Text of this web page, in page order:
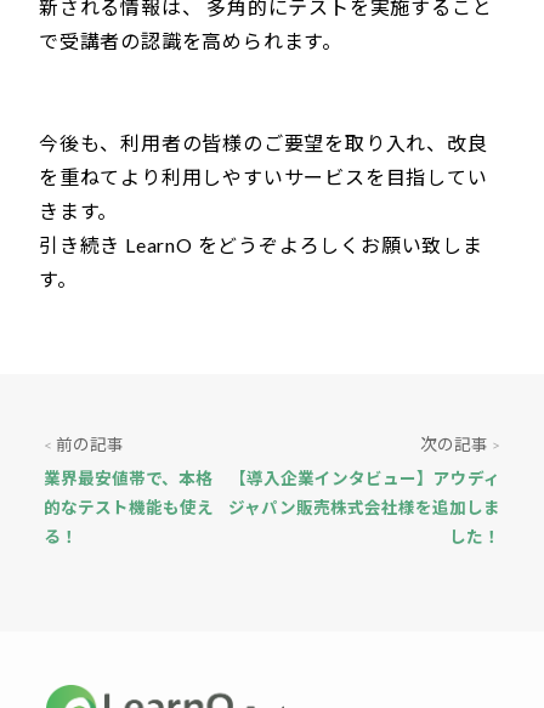
新される情報は、 多角的にテストを実施すること
で受講者の認識を高められます。
今後も、利用者の皆様のご要望を取り入れ、改良
を重ねてより利用しやすいサービスを目指してい
きます。
引き続き LearnO をどうぞよろしくお願い致しま
す。
< 前の記事
業界最安値帯で、本格
的なテスト機能も使え
る！
次の記事 >
【導入企業インタビュー】アウディ
ジャパン販売株式会社様を追加しま
した！